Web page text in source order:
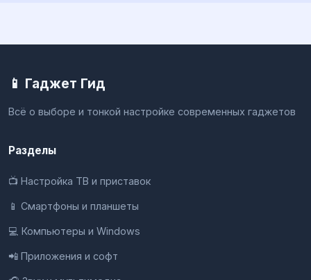
📱 Гаджет Гид
Всё о выборе и тонкой настройке современных гаджетов
Разделы
📺 Настройка ТВ и приставок
📱 Смартфоны и планшеты
💻 Компьютеры и Windows
📲 Приложения и софт